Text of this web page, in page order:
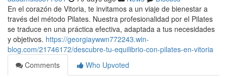
En el corazón de Vitoria, te invitamos a un viaje de bienestar a
través del método Pilates. Nuestra profesionalidad por el Pilates
se traduce en una práctica efectiva, adaptada a tus necesidades
y objetivos. https://georgiaywwn772243.win-
blog.com/21746172/descubre-tu-equilibrio-con-pilates-en-vitoria
Comments
Who Upvoted